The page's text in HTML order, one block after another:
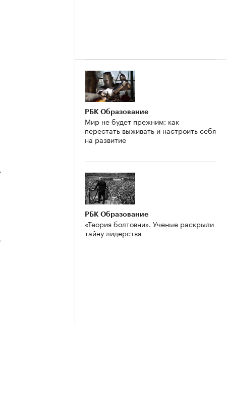
РБК Образование
Мир не будет прежним: как
перестать выживать и настроить себя
на развитие
РБК Образование
«Теория болтовни». Ученые раскрыли
тайну лидерства